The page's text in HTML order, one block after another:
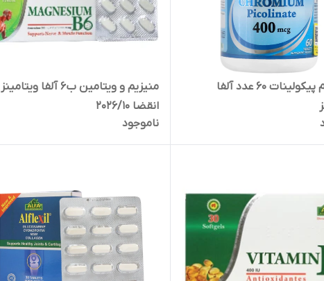
کرومیوم پیکولینات 60 عدد آلفا
منیزیم و ویتامین ب6 آلفا ویتامینز
انقضا 2026/10
ناموجود